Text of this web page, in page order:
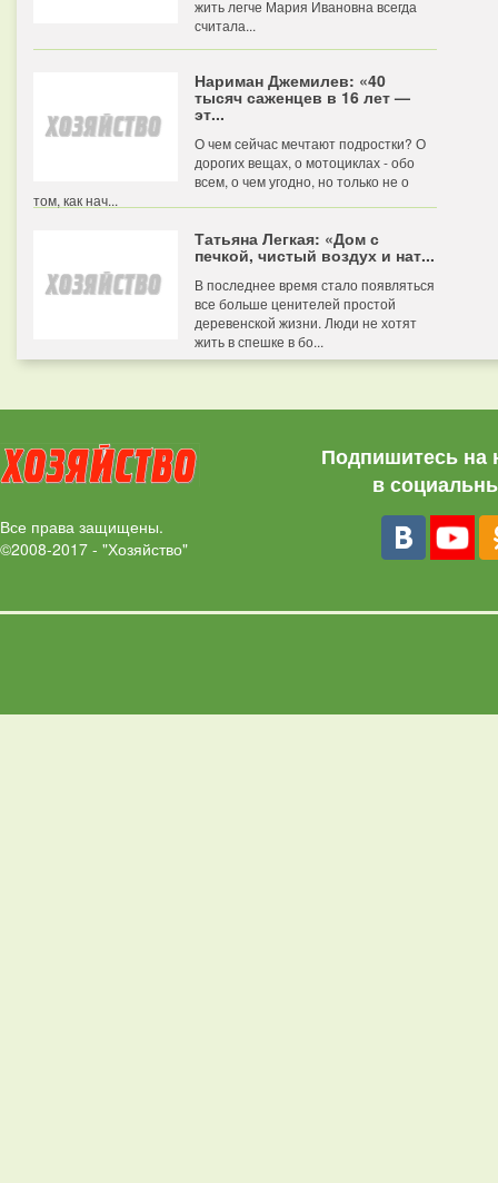
жить легче Мария Ивановна всегда
считала...
Нариман Джемилев: «40
тысяч саженцев в 16 лет —
эт...
О чем сейчас мечтают подростки? О
дорогих вещах, о мотоциклах - обо
всем, о чем угодно, но только не о
том, как нач...
Татьяна Легкая: «Дом с
печкой, чистый воздух и нат...
В последнее время стало появляться
все больше ценителей простой
деревенской жизни. Люди не хотят
жить в спешке в бо...
Все права защищены.
©2008-2017 - "Хозяйство"
Подпишитесь на
в